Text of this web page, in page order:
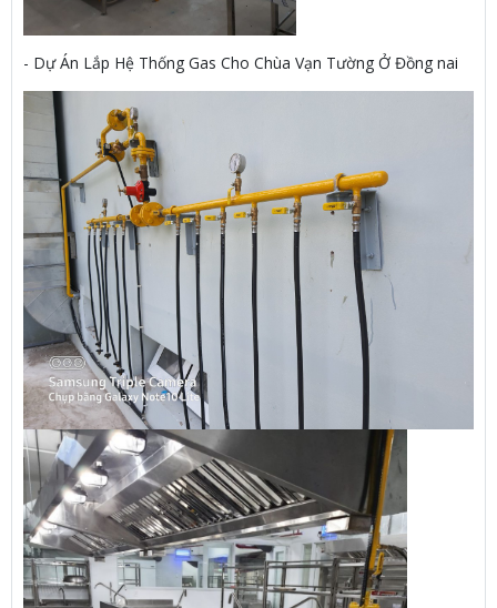
- Dự Án Lắp Hệ Thống Gas Cho Chùa Vạn Tường Ở Đồng nai